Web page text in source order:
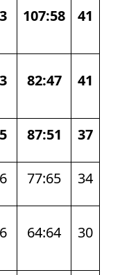
3 107:58 41
3 82:47 41
5 87:51 37
6 77:65 34
6 64:64 30